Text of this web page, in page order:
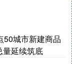
50城市新建商品
量延续筑底